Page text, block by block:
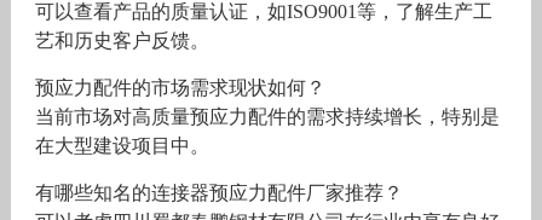
可以查看产品的质量认证，如ISO9001等，了解生产工
艺和历史客户反馈。
预应力配件的市场需求现状如何？
当前市场对高质量预应力配件的需求持续增长，特别是
在大型建设项目中。
有哪些知名的连接器预应力配件厂家推荐？